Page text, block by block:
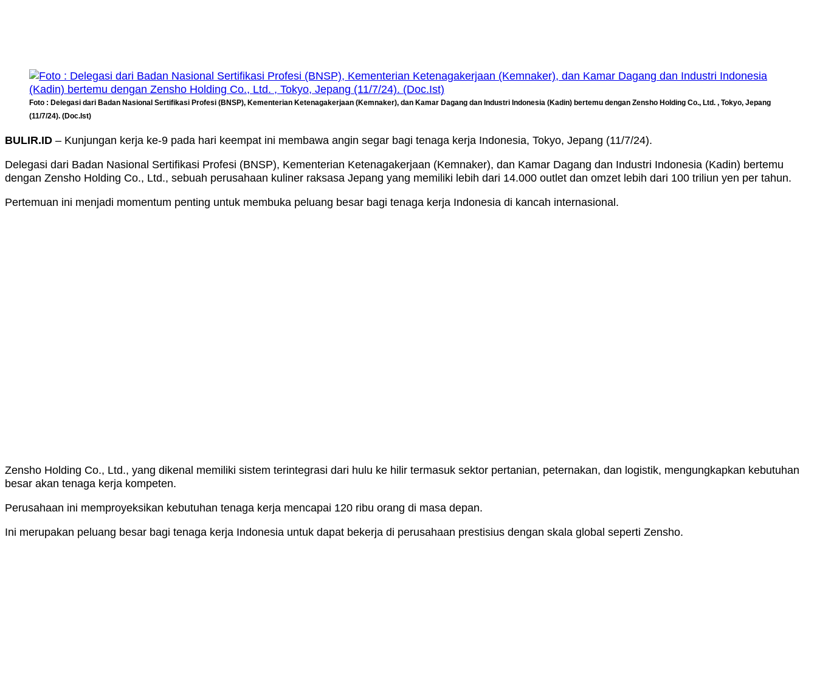
Foto : Delegasi dari Badan Nasional Sertifikasi Profesi (BNSP), Kementerian Ketenagakerjaan (Kemnaker), dan Kamar Dagang dan Industri Indonesia (Kadin) bertemu dengan Zensho Holding Co., Ltd. , Tokyo, Jepang
(11/7/24). (Doc.Ist)
BULIR.ID – Kunjungan kerja ke-9 pada hari keempat ini membawa angin segar bagi tenaga kerja Indonesia, Tokyo, Jepang (11/7/24).
Delegasi dari Badan Nasional Sertifikasi Profesi (BNSP), Kementerian Ketenagakerjaan (Kemnaker), dan Kamar Dagang dan Industri Indonesia (Kadin) bertemu
dengan Zensho Holding Co., Ltd., sebuah perusahaan kuliner raksasa Jepang yang memiliki lebih dari 14.000 outlet dan omzet lebih dari 100 triliun yen per tahun.
Pertemuan ini menjadi momentum penting untuk membuka peluang besar bagi tenaga kerja Indonesia di kancah internasional.
Zensho Holding Co., Ltd., yang dikenal memiliki sistem terintegrasi dari hulu ke hilir termasuk sektor pertanian, peternakan, dan logistik, mengungkapkan kebutuhan
besar akan tenaga kerja kompeten.
Perusahaan ini memproyeksikan kebutuhan tenaga kerja mencapai 120 ribu orang di masa depan.
Ini merupakan peluang besar bagi tenaga kerja Indonesia untuk dapat bekerja di perusahaan prestisius dengan skala global seperti Zensho.